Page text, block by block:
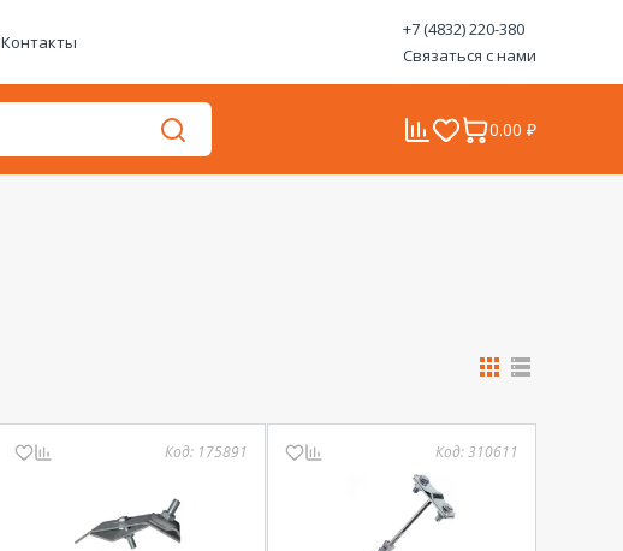
Контакты
+7 (4832) 220-380
Связаться с нами
0.00 ₽
Код: 175891 Код:310611